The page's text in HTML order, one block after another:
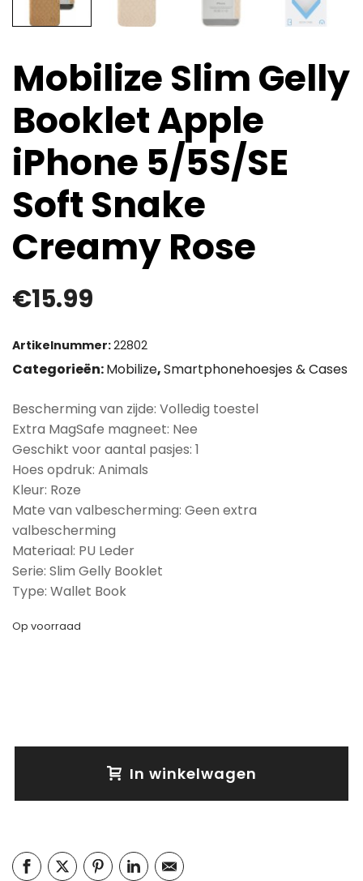
Mobilize Slim Gelly
Booklet Apple
iPhone 5/5S/SE
Soft Snake
Creamy Rose
€15.99
Artikelnummer:22802
Categorieën:Mobilize,Smartphonehoesjes & Cases
Bescherming van zijde: Volledig toestel
Extra MagSafe magneet: Nee
Geschikt voor aantal pasjes: 1
Hoes opdruk: Animals
Kleur: Roze
Mate van valbescherming: Geen extra
valbescherming
Materiaal: PU Leder
Serie: Slim Gelly Booklet
Type: Wallet Book
Op voorraad
In winkelwagen